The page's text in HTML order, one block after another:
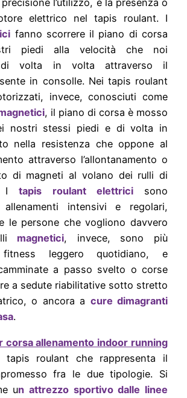
l’utilizzo, è la presenza o
elettrico nel tapis roulant. I
fanno scorrere il piano di corsa
piedi alla velocità che noi
di volta in volta attraverso il
in consolle. Nei tapis roulant
invece, conosciuti come
, il piano di corsa è mosso
nostri stessi piedi e di volta in
nella resistenza che oppone al
attraverso l’allontanamento o
di magneti al volano dei rulli di
Itapis roulant elettricisono
intensivi e regolari,
le persone che vogliono davvero
magnetici, invece, sono più
leggero quotidiano, e
a passo svelto o corse
a sedute riabilitative sotto stretto
o ancora a cure dimagranti
.
corsa allenamento indoor running
tapis roulant che rappresenta il
fra le due tipologie. Si
un attrezzo sportivo dalle linee